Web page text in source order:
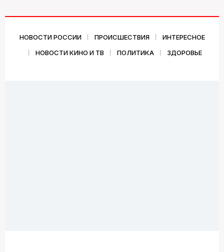
НОВОСТИ РОССИИ ПРОИСШЕСТВИЯ
ИНТЕРЕСНОЕ
НОВОСТИ КИНО И ТВ
ПОЛИТИКА ЗДОРОВЬЕ